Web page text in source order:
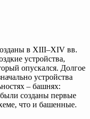
в XIII–XIV вв.
устройства,
опускался. Долгое
устройства
– башнях:
созданы первые
что и башенные.